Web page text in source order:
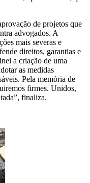
de projetos que
advogados. A
mais severas e
direitos, garantias e
a criação de uma
as medidas
Pela memória de
firmes. Unidos,
finaliza.